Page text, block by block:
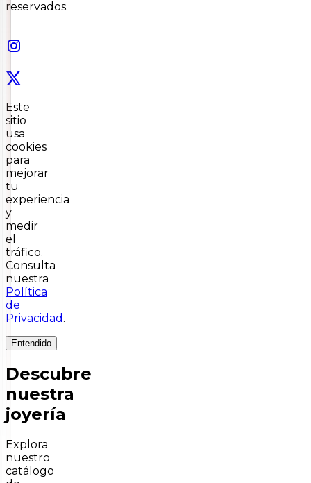
reservados.
Este
sitio
usa
cookies
para
mejorar
tu
experiencia
y
medir
el
tráfico.
Consulta
nuestra
Política
de
Privacidad .
Entendido
Descubre
nuestra
joyería
Explora
nuestro
catálogo